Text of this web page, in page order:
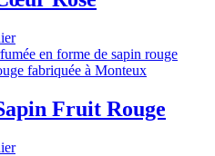
Fruit Rouge